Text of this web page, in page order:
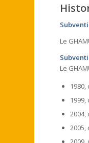
Le
Le
2004,